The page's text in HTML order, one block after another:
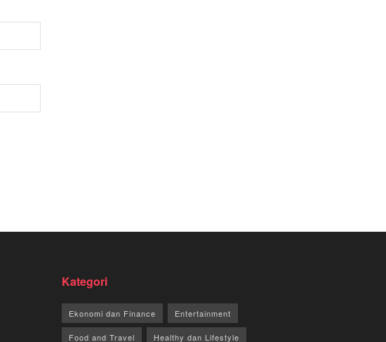
Kategori
Ekonomi dan Finance Entertainment
Food and Travel Healthy dan Lifestyle